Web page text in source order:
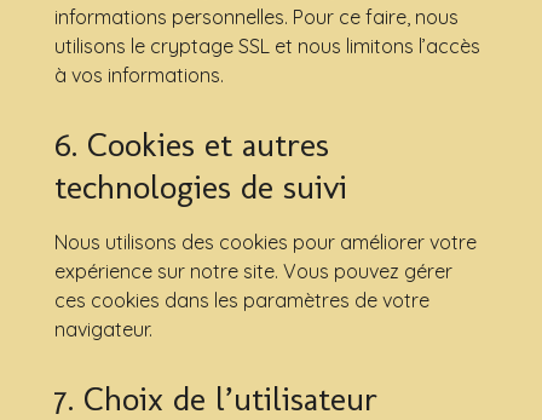
informations personnelles. Pour ce faire, nous
utilisons le cryptage SSL et nous limitons l’accès
à vos informations.
6. Cookies et autres
technologies de suivi
Nous utilisons des cookies pour améliorer votre
expérience sur notre site. Vous pouvez gérer
ces cookies dans les paramètres de votre
navigateur.
7. Choix de l’utilisateur